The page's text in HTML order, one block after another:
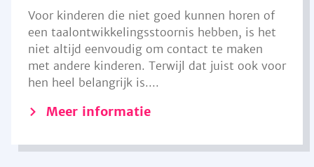
Voor kinderen die niet goed kunnen horen of
een taalontwikkelingsstoornis hebben, is het
niet altijd eenvoudig om contact te maken
met andere kinderen. Terwijl dat juist ook voor
hen heel belangrijk is....
Meer informatie